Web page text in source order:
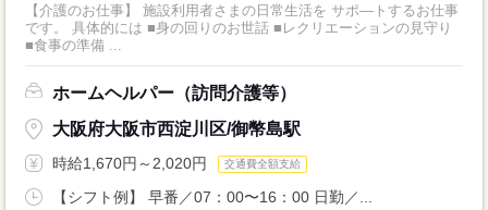
【介護のお仕事】 施設利用者さまの日常生活を サポ―トするお仕事
です。 具体的には ■身の回りのお世話 ■レクリエーションの見守り
■食事の準備 ...
ホームヘルパー（訪問介護等）
大阪府大阪市西淀川区/御幣島駅
時給1,670円～2,020円 交通費全額支給
【シフト例】 早番／07：00〜16：00 日勤／...